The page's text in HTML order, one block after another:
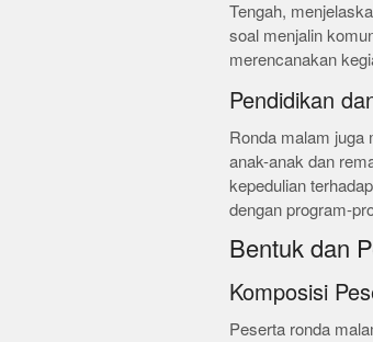
Tengah,
soal menjalin
merencanakan
Pendidikan
Ronda malam juga
anak-anak dan
kepedulian
dengan program-
Bentuk dan
Komposisi
Peserta ronda